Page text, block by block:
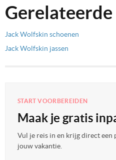
Jack Wolfskin schoenen
Jack Wolfskin jassen
START VOORBEREIDEN
Maak je gratis
Vul je reis in en krijg direct
jouw vakantie.